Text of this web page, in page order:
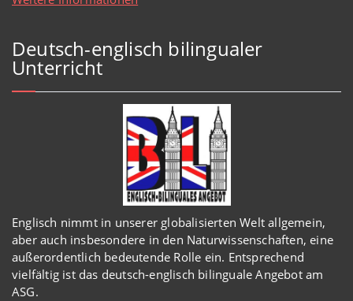
Deutsch-englisch bilingualer
Unterricht
Englisch nimmt in unserer globalisierten Welt allgemein,
aber auch insbesondere in den Naturwissenschaften, eine
außerordentlich bedeutende Rolle ein. Entsprechend
vielfältig ist das deutsch-englisch bilinguale Angebot am
ASG.